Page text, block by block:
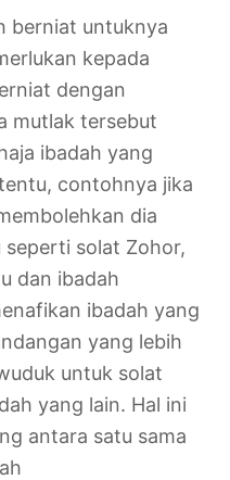
berniat untuknya
kepada
dengan
mutlak tersebut
ibadah yang
contohnya jika
dia
solat Zohor,
dan ibadah
ibadah yang
yang lebih
untuk solat
yang lain. Hal ini
antara satu sama